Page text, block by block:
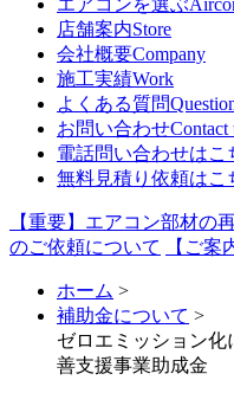
店舗案内Store
会社概要Company
施工実績Work
よくある質問
お問い合わせContact
電話問い合わせはこ
無料見積り依頼はこ
【重要】エアコン部材の
のご依頼について
【ご
ホーム >
補助金について >
ゼロエミッション
善支援事業助成金